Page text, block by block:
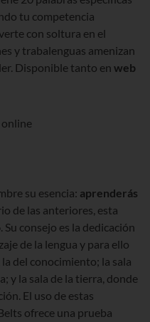
tu competencia
con soltura en el
y trabalenguas amenizan
Disponible tanto en web
su esencia: aprenderás
de las anteriores, esta
. Su consejo es la dedicación
de la lengua y para ello
la del conocimiento; la sala
y la sala de la tierra, donde
El uso de estas
ofrece una prueba